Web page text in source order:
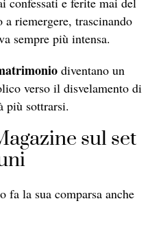
riemergere, trascinando
sempre più intensa.
diventano un
verso il disvelamento di
più sottrarsi.
sul set
fa la sua comparsa anche